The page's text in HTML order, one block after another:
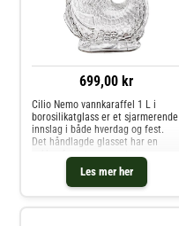
699,00 kr
Les mer her
Cilio Nemo vannkaraffel 1 L i
borosilikatglass er et sjarmerende
innslag i både hverdag og fest.
Det håndlagde glasset har en
vakker fargetone og et
karakteristisk fiskestjertgrep som
gir både stil og godt grep. Den
brede åpningen gjør det enkelt å f